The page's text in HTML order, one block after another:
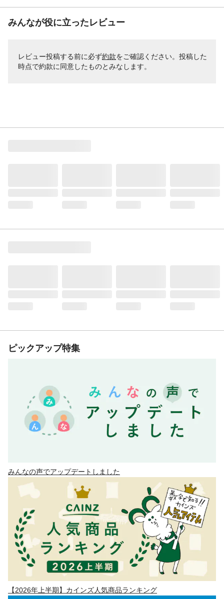
みんなが役に立ったレビュー
レビュー投稿する前に必ず約款をご確認ください。投稿した
時点で約款に同意したものとみなします。
ピックアップ特集
みんなの声でアップデートしました
【2026年上半期】カインズ人気商品ランキング